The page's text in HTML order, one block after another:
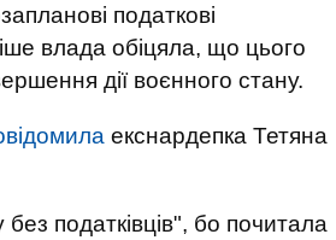
податкові
влада обіцяла, що цього
дії воєнного стану.
екснардепка Тетяна
податківців", бо почитала